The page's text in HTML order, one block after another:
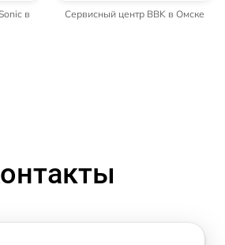
в
Сервисный центр BBK в Омске